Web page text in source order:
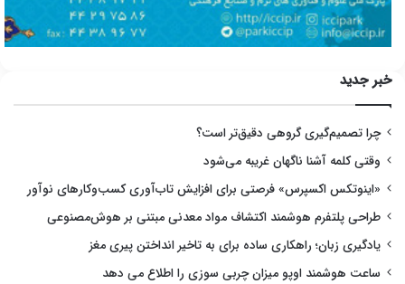
خبر جدید
چرا تصمیم‌گیری گروهی دقیق‌تر است؟
وقتی کلمه آشنا ناگهان غریبه می‌شود
«اینوتکس اکسپرس» فرصتی برای افزایش تاب‌آوری کسب‌وکارهای نوآور
طراحی پلتفرم هوشمند اکتشاف مواد معدنی مبتنی بر هوش‌مصنوعی
یادگیری زبان؛ راهکاری ساده برای به تاخیر انداختن پیری مغز
ساعت هوشمند اوپو میزان چربی سوزی را اطلاع می دهد